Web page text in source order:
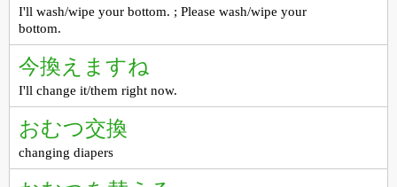
I'll wash/wipe your bottom. ; Please wash/wipe your
bottom.
今換えますね
I'll change it/them right now.
おむつ交換
changing diapers